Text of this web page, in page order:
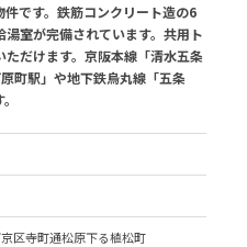
です。鉄筋コンクリート造の6
室が完備されています。共用ト
だけます。京阪本線「清水五条
町駅」や地下鉄烏丸線「五条
区寺町通松原下る植松町